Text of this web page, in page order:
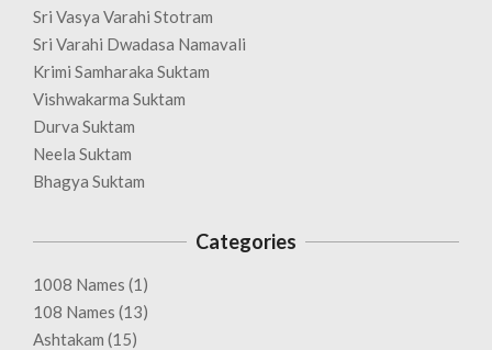
Sri Vasya Varahi Stotram
Sri Varahi Dwadasa Namavali
Krimi Samharaka Suktam
Vishwakarma Suktam
Durva Suktam
Neela Suktam
Bhagya Suktam
Categories
1008 Names (1)
108 Names (13)
Ashtakam (15)